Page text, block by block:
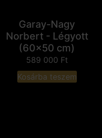
Garay-Nagy
Norbert - Légyott
(60x50 cm)
589 000 Ft
Kosárba teszem